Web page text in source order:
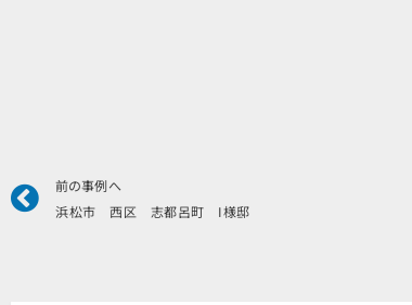
Prev
前の事例へ
浜松市 西区 志都呂町 I様邸